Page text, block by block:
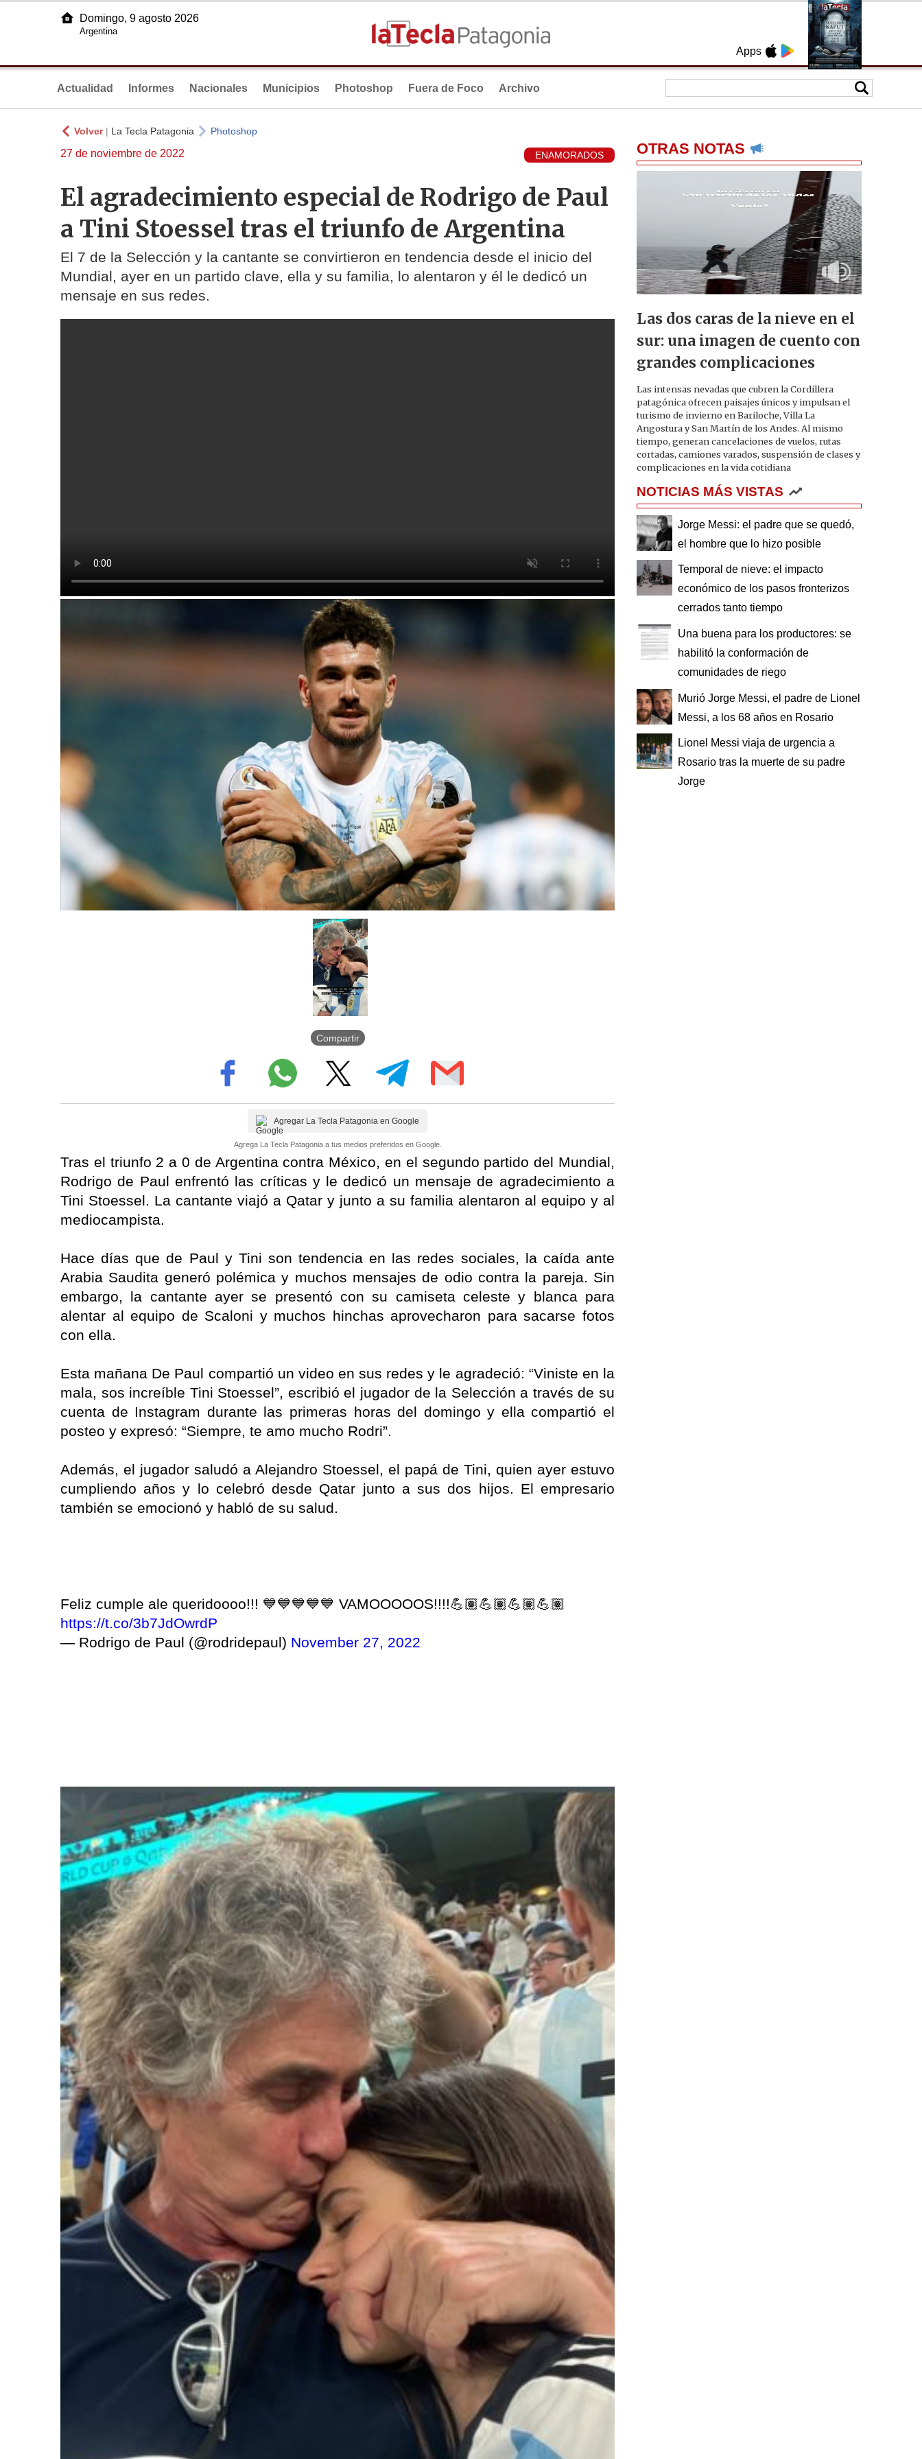
Apps
Domingo, 9 agosto 2026
Argentina
Actualidad Informes Nacionales Municipios Photoshop Fuera de Foco Archivo
Volver| La Tecla Patagonia Photoshop
27 de noviembre de 2022 ENAMORADOS
El agradecimiento especial de Rodrigo de Paul
a Tini Stoessel tras el triunfo de Argentina
El 7 de la Selección y la cantante se convirtieron en tendencia desde el inicio del
Mundial, ayer en un partido clave, ella y su familia, lo alentaron y él le dedicó un
mensaje en sus redes.
Compartir
Agregar La Tecla Patagonia en Google
Agrega La Tecla Patagonia a tus medios preferidos en Google.
Tras el triunfo 2 a 0 de Argentina contra México, en el segundo partido del Mundial,
Rodrigo de Paul enfrentó las críticas y le dedicó un mensaje de agradecimiento a
Tini Stoessel. La cantante viajó a Qatar y junto a su familia alentaron al equipo y al
mediocampista.
Hace días que de Paul y Tini son tendencia en las redes sociales, la caída ante
Arabia Saudita generó polémica y muchos mensajes de odio contra la pareja. Sin
embargo, la cantante ayer se presentó con su camiseta celeste y blanca para
alentar al equipo de Scaloni y muchos hinchas aprovecharon para sacarse fotos
con ella.
Esta mañana De Paul compartió un video en sus redes y le agradeció: “Viniste en la
mala, sos increíble Tini Stoessel”, escribió el jugador de la Selección a través de su
cuenta de Instagram durante las primeras horas del domingo y ella compartió el
posteo y expresó: “Siempre, te amo mucho Rodri”.
Además, el jugador saludó a Alejandro Stoessel, el papá de Tini, quien ayer estuvo
cumpliendo años y lo celebró desde Qatar junto a sus dos hijos. El empresario
también se emocionó y habló de su salud.
Feliz cumple ale queridoooo!!! 💙💙💙💙💙 VAMOOOOOS!!!!💪🏽💪🏽💪🏽💪🏽
https://t.co/3b7JdOwrdP
— Rodrigo de Paul (@rodridepaul) November 27, 2022
OTRAS NOTAS
Las dos caras de la nieve en el
sur: una imagen de cuento con
grandes complicaciones
Las intensas nevadas que cubren la Cordillera
patagónica ofrecen paisajes únicos y impulsan el
turismo de invierno en Bariloche, Villa La
Angostura y San Martín de los Andes. Al mismo
tiempo, generan cancelaciones de vuelos, rutas
cortadas, camiones varados, suspensión de clases y
complicaciones en la vida cotidiana
NOTICIAS MÁS VISTAS
Jorge Messi: el padre que se quedó,
el hombre que lo hizo posible
Temporal de nieve: el impacto
económico de los pasos fronterizos
cerrados tanto tiempo
Una buena para los productores: se
habilitó la conformación de
comunidades de riego
Murió Jorge Messi, el padre de Lionel
Messi, a los 68 años en Rosario
Lionel Messi viaja de urgencia a
Rosario tras la muerte de su padre
Jorge